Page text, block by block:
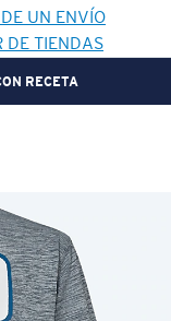
UN ENVÍO
DE TIENDAS
RECETA